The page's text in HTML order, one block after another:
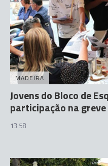
MADEIRA
Jovens do Bloco de
participação na
13:58